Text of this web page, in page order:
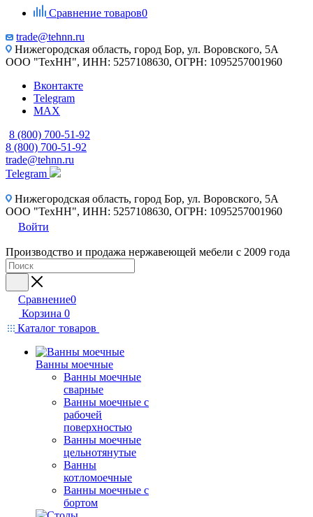
Сравнение товаров0
trade@tehnn.ru
Нижегородская область, город Бор, ул. Воровского, 5А
ООО "ТехНН", ИНН: 5257108630, ОГРН: 1095257001960
Вконтакте
Telegram
MAX
8 (800) 700-51-92
8 (800) 700-51-92
trade@tehnn.ru
Telegram
Нижегородская область, город Бор, ул. Воровского, 5А
ООО "ТехНН", ИНН: 5257108630, ОГРН: 1095257001960
Войти
Производство и продажа нержавеющей мебели с 2009 года
Сравнение0
Корзина 0
Каталог товаров
Ванны моечные
Ванны моечные
сварные
Ванны моечные с
рабочей
поверхностью
Ванны моечные
цельнотянутые
Ванны
котломоечные
Ванны моечные с
бортом